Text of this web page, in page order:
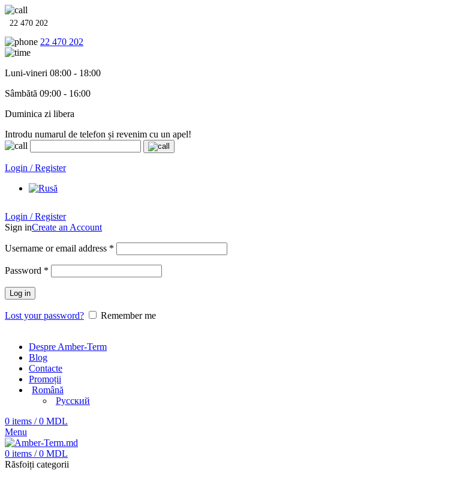
22 470 202
22 470 202
Luni-vineri 08:00 - 18:00
Sâmbătă 09:00 - 16:00
Duminica zi libera
Introdu numarul de telefon și revenim cu un apel!
Login / Register
Login / Register
Sign inCreate an Account
Username or email address *
Password *
Log in
Lost your password? Remember me
Despre Amber-Term
Blog
Contacte
Promoții
Română
Русский
0 items / 0 MDL
Menu
0 items / 0 MDL
Răsfoiți categorii